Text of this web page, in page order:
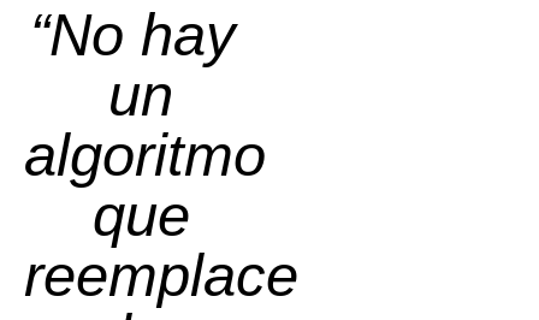
“No hay
un
algoritmo
que
reemplace